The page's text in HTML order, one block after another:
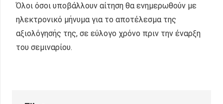
Όλοι όσοι υποβάλλουν αίτηση θα ενημερωθούν με
ηλεκτρονικό μήνυμα για το αποτέλεσμα της
αξιολόγησής της, σε εύλογο χρόνο πριν την έναρξη
του σεμιναρίου.